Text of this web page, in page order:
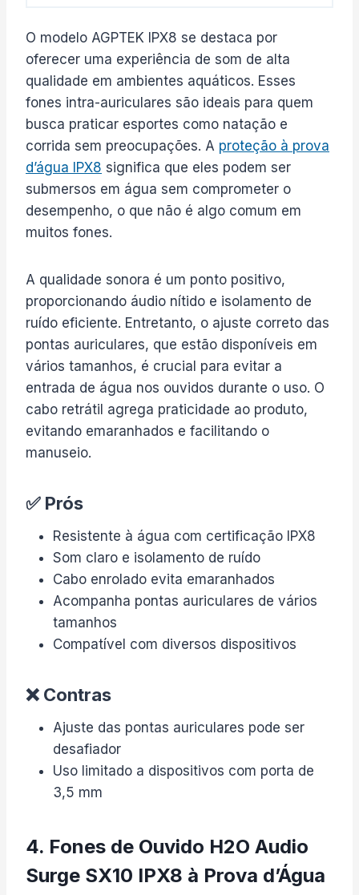
O modelo AGPTEK IPX8 se destaca por
oferecer uma experiência de som de alta
qualidade em ambientes aquáticos. Esses
fones intra-auriculares são ideais para quem
busca praticar esportes como natação e
corrida sem preocupações. A proteção à prova
d’água IPX8 significa que eles podem ser
submersos em água sem comprometer o
desempenho, o que não é algo comum em
muitos fones.
A qualidade sonora é um ponto positivo,
proporcionando áudio nítido e isolamento de
ruído eficiente. Entretanto, o ajuste correto das
pontas auriculares, que estão disponíveis em
vários tamanhos, é crucial para evitar a
entrada de água nos ouvidos durante o uso. O
cabo retrátil agrega praticidade ao produto,
evitando emaranhados e facilitando o
manuseio.
✅ Prós
Resistente à água com certificação IPX8
Som claro e isolamento de ruído
Cabo enrolado evita emaranhados
Acompanha pontas auriculares de vários
tamanhos
Compatível com diversos dispositivos
❌ Contras
Ajuste das pontas auriculares pode ser
desafiador
Uso limitado a dispositivos com porta de
3,5 mm
4. Fones de Ouvido H2O Audio
Surge SX10 IPX8 à Prova d’Água